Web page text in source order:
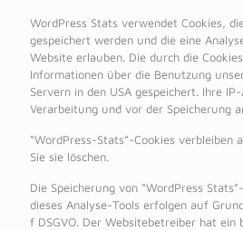
WordPress Stats verwendet Cookies,
gespeichert werden und die eine
Website erlauben. Die durch die
Informationen über die Benutzung
Servern in den USA gespeichert. Ihre
Verarbeitung und vor der Speicherung
“WordPress-Stats”-Cookies verbleiben
Sie sie löschen.
Die Speicherung von “WordPress
dieses Analyse-Tools erfolgen auf
f DSGVO. Der Websitebetreiber hat ein